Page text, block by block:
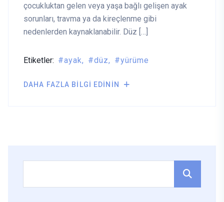
çocukluktan gelen veya yaşa bağlı gelişen ayak
sorunları, travma ya da kireçlenme gibi
nedenlerden kaynaklanabilir. Düz […]
Etiketler: ayak düz yürüme
DAHA FAZLA BILGI EDININ